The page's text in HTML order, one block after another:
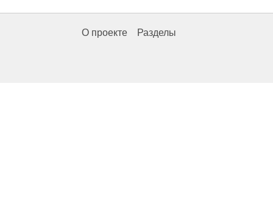
О проекте Разделы